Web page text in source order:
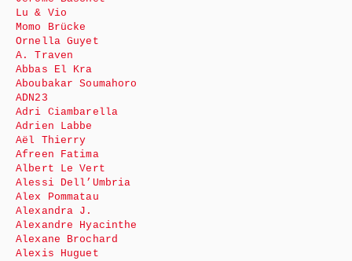
Lu & Vio
Momo Brücke
Ornella Guyet
A. Traven
Abbas El Kra
Aboubakar Soumahoro
ADN23
Adri Ciambarella
Adrien Labbe
Aël Thierry
Afreen Fatima
Albert Le Vert
Alessi Dell’Umbria
Alex Pommatau
Alexandra J.
Alexandre Hyacinthe
Alexane Brochard
Alexis Huguet